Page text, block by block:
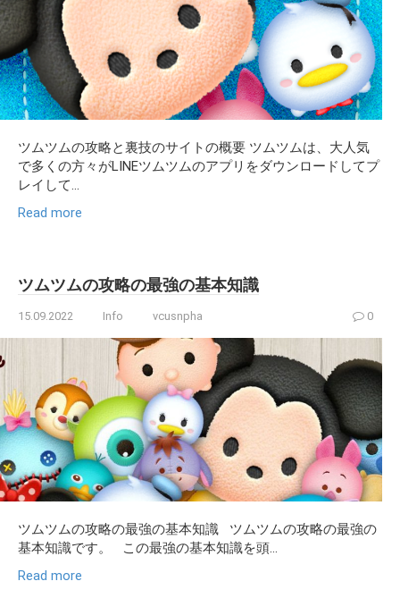
ツムツムの攻略と裏技のサイトの概要 ツムツムは、大人気
で多くの方々がLINEツムツムのアプリをダウンロードしてプ
レイして...
Read more
ツムツムの攻略の最強の基本知識
15.09.2022 Info vcusnpha 0
ツムツムの攻略の最強の基本知識 ツムツムの攻略の最強の
基本知識です。 この最強の基本知識を頭...
Read more